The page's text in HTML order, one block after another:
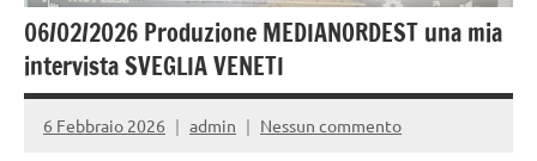
06/02/2026 Produzione MEDIANORDEST una mia
intervista SVEGLIA VENETI
6 Febbraio 2026 admin Nessun commento